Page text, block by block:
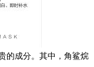
的成分。其中，角鲨烷